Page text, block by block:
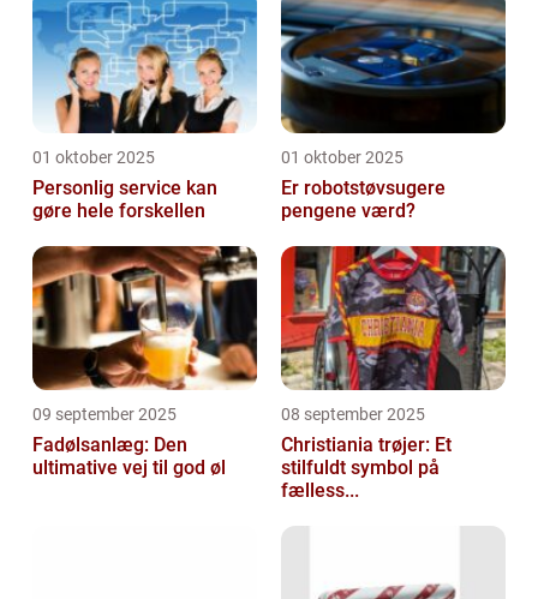
01 oktober 2025
Personlig service kan
gøre hele forskellen
01 oktober 2025
Er robotstøvsugere
pengene værd?
09 september 2025
Fadølsanlæg: Den
ultimative vej til god øl
08 september 2025
Christiania trøjer: Et
stilfuldt symbol på
fælless...